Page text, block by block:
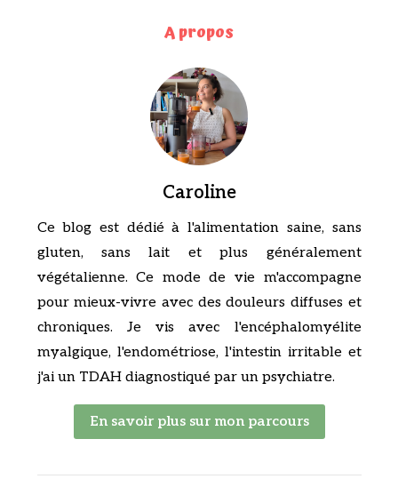
A propos
Caroline
Ce blog est dédié à l'alimentation saine, sans
gluten, sans lait et plus généralement
végétalienne. Ce mode de vie m'accompagne
pour mieux-vivre avec des douleurs diffuses et
chroniques. Je vis avec l'encéphalomyélite
myalgique, l'endométriose, l'intestin irritable et
j'ai un TDAH diagnostiqué par un psychiatre.
En savoir plus sur mon parcours